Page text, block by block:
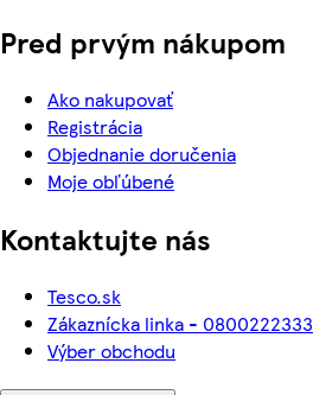
Pred prvým nákupom
Ako nakupovať
Registrácia
Objednanie doručenia
Moje obľúbené
Kontaktujte nás
Tesco.sk
Zákaznícka linka - 0800222333
Výber obchodu